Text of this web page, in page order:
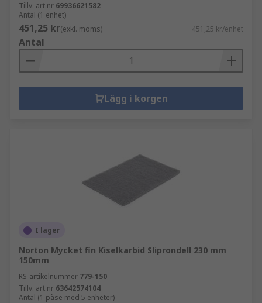
Tillv. art.nr 69936621582
Antal (1 enhet)
451,25 kr(exkl. moms) 451,25 kr/enhet
Antal
Lägg i korgen
I lager
Norton Mycket fin Kiselkarbid Sliprondell 230 mm
150mm
RS-artikelnummer 779-150
Tillv. art.nr 63642574104
Antal (1 påse med 5 enheter)